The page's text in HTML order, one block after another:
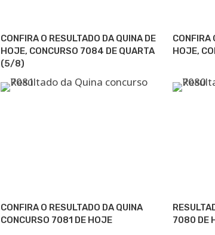
CONFIRA O RESULTADO DA QUINA DE
HOJE, CONCURSO 7084 DE QUARTA
(5/8)
CONFIRA
HOJE,
CONFIRA O RESULTADO DA QUINA
CONCURSO 7081 DE HOJE
7080 DE